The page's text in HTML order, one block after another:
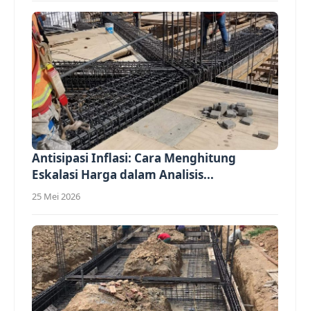
Antisipasi Inflasi: Cara Menghitung
Eskalasi Harga dalam Analisis...
25 Mei 2026